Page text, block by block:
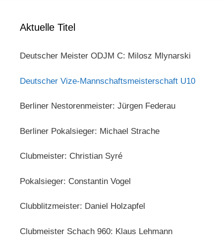
Aktuelle Titel
Deutscher Meister ODJM C: Milosz Mlynarski
Deutscher Vize-Mannschaftsmeisterschaft U10
Berliner Nestorenmeister: Jürgen Federau
Berliner Pokalsieger: Michael Strache
Clubmeister: Christian Syré
Pokalsieger: Constantin Vogel
Clubblitzmeister: Daniel Holzapfel
Clubmeister Schach 960: Klaus Lehmann